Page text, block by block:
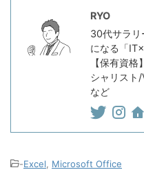
RYO
30代サラリ
になる「
【保有資
シャリスト
など
-Excel
Microsoft Office